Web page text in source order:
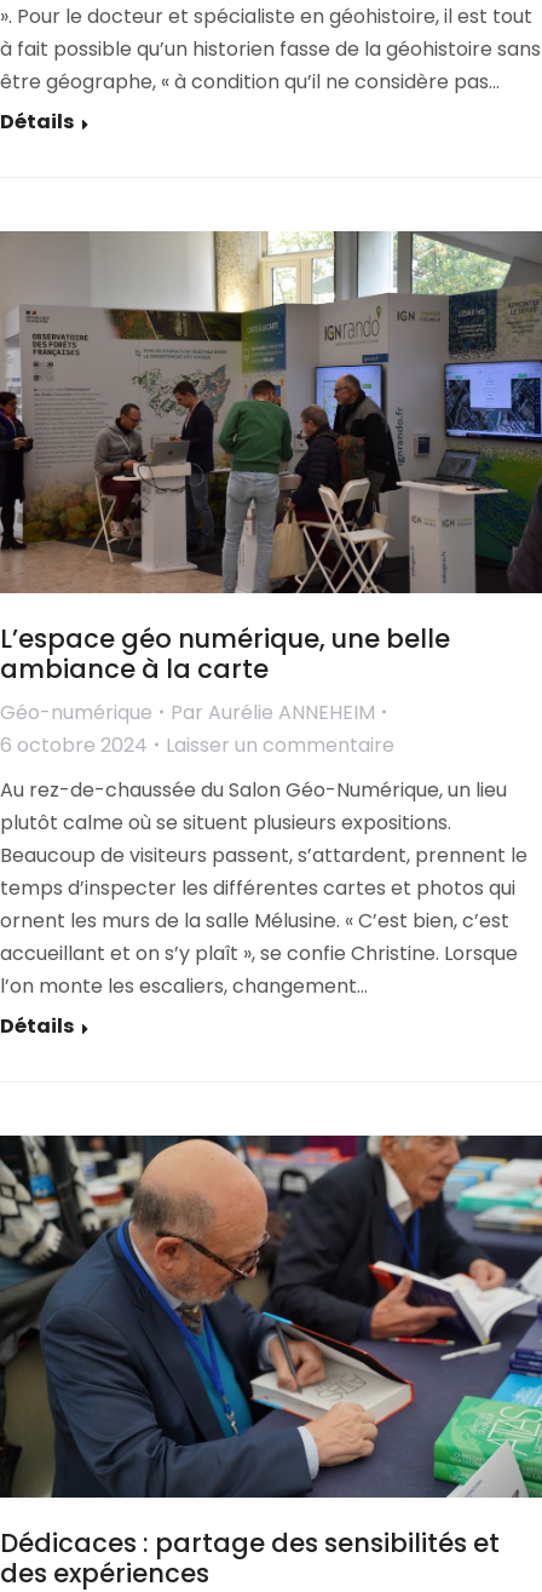
». Pour le docteur et spécialiste en géohistoire, il est tout
à fait possible qu’un historien fasse de la géohistoire sans
être géographe, « à condition qu’il ne considère pas…
Détails
L’espace géo numérique, une belle
ambiance à la carte
Géo-numérique Par Aurélie ANNEHEIM
6 octobre 2024
Laisser un commentaire
Au rez-de-chaussée du Salon Géo-Numérique, un lieu
plutôt calme où se situent plusieurs expositions.
Beaucoup de visiteurs passent, s’attardent, prennent le
temps d’inspecter les différentes cartes et photos qui
ornent les murs de la salle Mélusine. « C’est bien, c’est
accueillant et on s’y plaît », se confie Christine. Lorsque
l’on monte les escaliers, changement…
Détails
Dédicaces : partage des sensibilités et
des expériences